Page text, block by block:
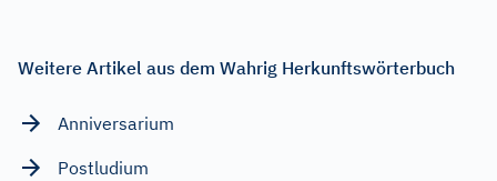
Weitere Artikel aus dem Wahrig Herkunftswörterbuch
Anniversarium
Postludium